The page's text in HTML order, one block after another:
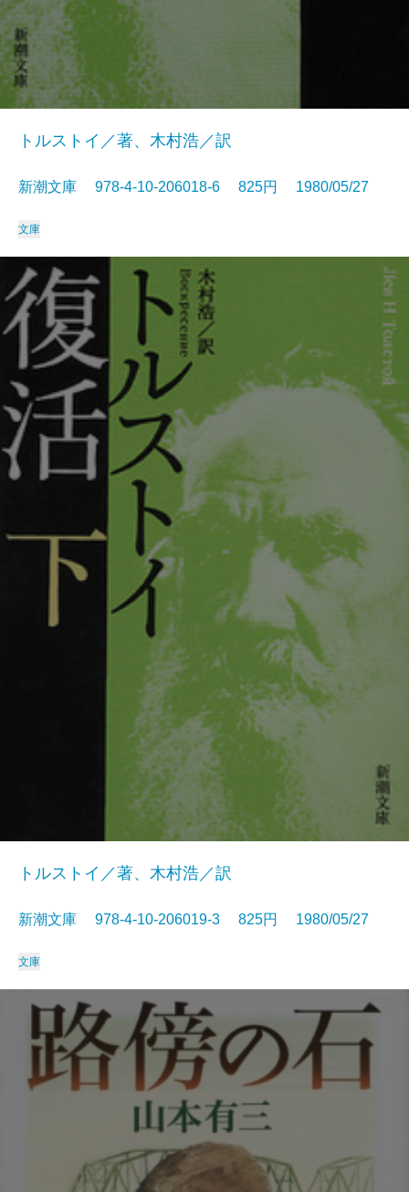
トルストイ／著、木村浩／訳
新潮文庫 978-4-10-206018-6 825円 1980/05/27
文庫
トルストイ／著、木村浩／訳
新潮文庫 978-4-10-206019-3 825円 1980/05/27
文庫